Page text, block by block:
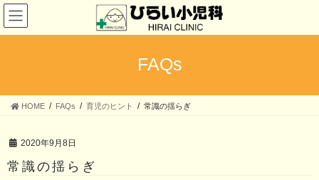
コ
ン
テ
ナ
ビ
ゲ
FAQs
HOME FAQs 育児のヒント 常識の揺らぎ
2020年9月8日
常識の揺らぎ